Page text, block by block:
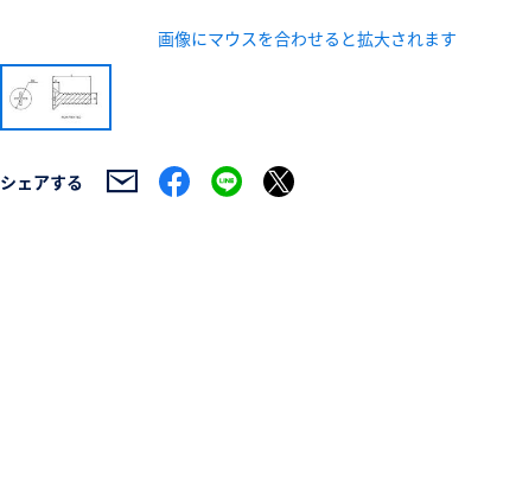
画像にマウスを合わせると拡大されます
シェアする
※新規会員登録をお申し込み頂いてから本登録となるま
また当社の判断によりお断りする場合があります。